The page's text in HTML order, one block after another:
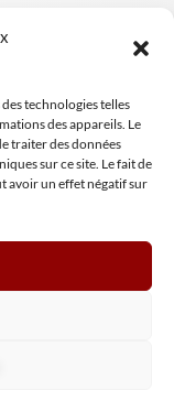
technologies telles
des appareils. Le
traiter des données
sur ce site. Le fait de
avoir un effet négatif sur